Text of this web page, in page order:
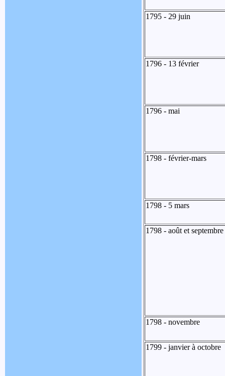
1795 - 29 juin
1796 - 13 février
1796 - mai
1798 - février-mars
1798 - 5 mars
1798 - août et septembre
1798 - novembre
1799 - janvier à octobre